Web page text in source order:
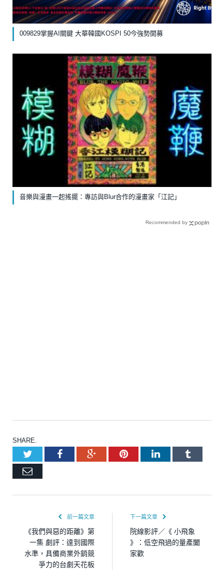
009829掌握AI關鍵 大華韓國KOSPI 50今強勢開募
音樂與漫畫一起搖擺：專訪與Blur合作的漫畫家「江記」
Recommended by
SHARE.
TwitterFacebookGoogle+PinterestLinkedInTumblr
Email
前一篇文章
《我們與惡的距離》第
一集 劇評：達到國際
水準，具備商業外銷競
爭力的台劇天花板
下一篇文章
院線影評／《 小飛象
》：低空飛過的量產闔
家歡